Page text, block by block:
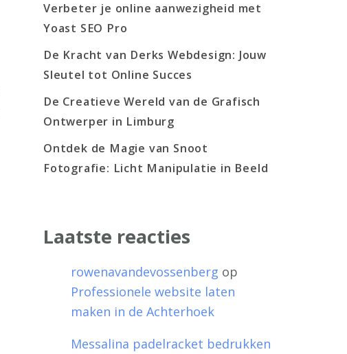
Verbeter je online aanwezigheid met
Yoast SEO Pro
De Kracht van Derks Webdesign: Jouw
Sleutel tot Online Succes
De Creatieve Wereld van de Grafisch
Ontwerper in Limburg
Ontdek de Magie van Snoot
Fotografie: Licht Manipulatie in Beeld
Laatste reacties
rowenavandevossenberg op
Professionele website laten
maken in de Achterhoek
Messalina padelracket bedrukken